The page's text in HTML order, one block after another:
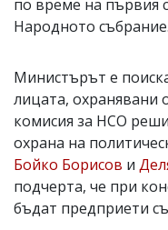
по време на първия
Народното събрание.
Министърът е
лицата, охранявани
комисия за НСО
охрана на
Бойко Борисов и
подчерта, че при
бъдат предприети